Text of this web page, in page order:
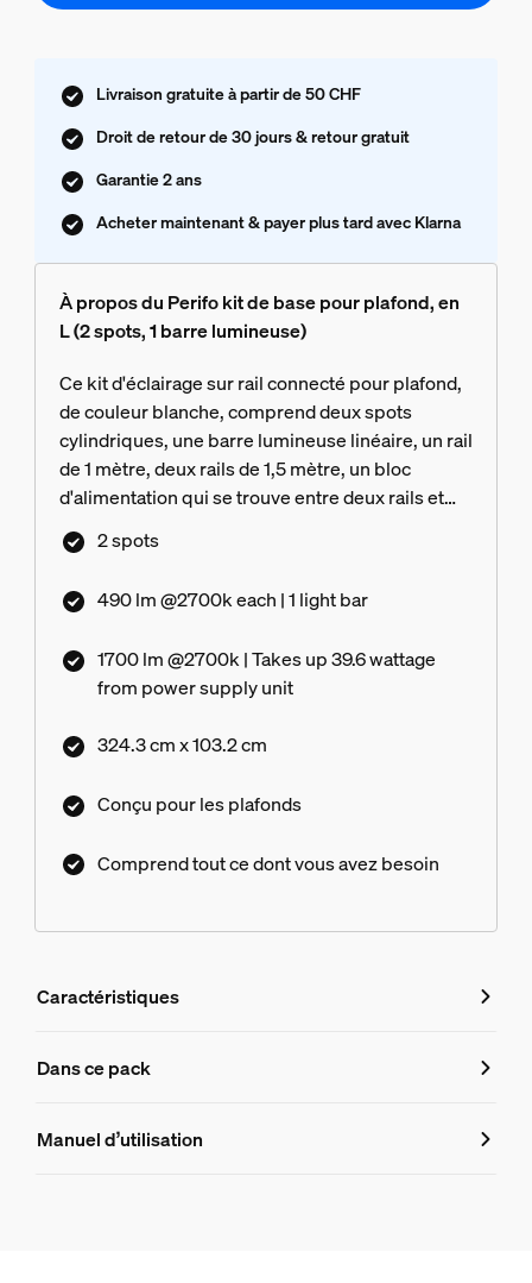
Livraison gratuite à partir de 50 CHF
Droit de retour de 30 jours & retour gratuit
Garantie 2 ans
Acheter maintenant & payer plus tard avec Klarna
À propos du Perifo kit de base pour plafond, en
L (2 spots, 1 barre lumineuse)
Ce kit d'éclairage sur rail connecté pour plafond,
de couleur blanche, comprend deux spots
cylindriques, une barre lumineuse linéaire, un rail
de 1 mètre, deux rails de 1,5 mètre, un bloc
d'alimentation qui se trouve entre deux rails et
des connecteurs permettant de créer une forme
en L orientée vers la droite.
2 spots
490 lm @2700k each | 1 light bar
1700 lm @2700k | Takes up 39.6 wattage
from power supply unit
324.3 cm x 103.2 cm
Conçu pour les plafonds
Comprend tout ce dont vous avez besoin
Caractéristiques
Caractéristiques
8719514872288
Dans ce pack
Manuel d’utilisation